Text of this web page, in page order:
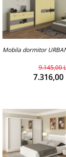
Mobila dormitor
9.145,00
7.316,00